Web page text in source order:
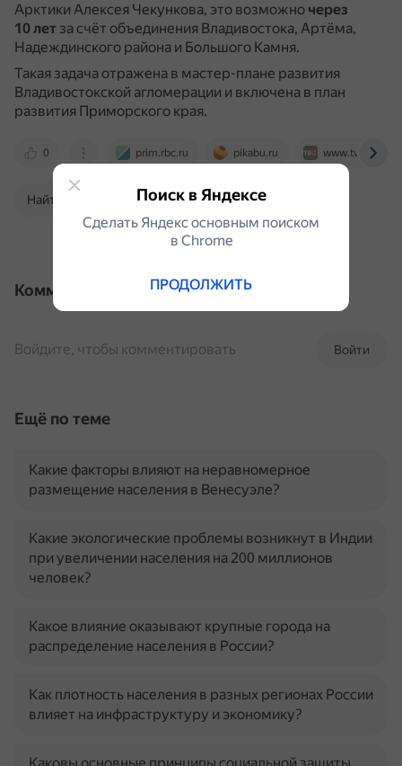
Арктики Алексея Чекункова, это возможно через
10 лет за счёт объединения Владивостока, Артёма,
Надеждинского района и Большого Камня.
Такая задача отражена в мастер-плане развития
Владивостокской агломерации и включена в план
развития Приморского края.
0 prim.rbc.ru pikabu.ru www.tvc.ru
Найти в Поиске
Комментарии
Войти
Войдите, чтобы комментировать
Ещё по теме
Какие факторы влияют на неравномерное
размещение населения в Венесуэле?
Какие экологические проблемы возникнут в Индии
при увеличении населения на 200 миллионов
человек?
Какое влияние оказывают крупные города на
распределение населения в России?
Как плотность населения в разных регионах России
влияет на инфраструктуру и экономику?
Поиск в Яндексе
Сделать Яндекс основным поиском
в Сhrome
ПРОДОЛЖИТЬ